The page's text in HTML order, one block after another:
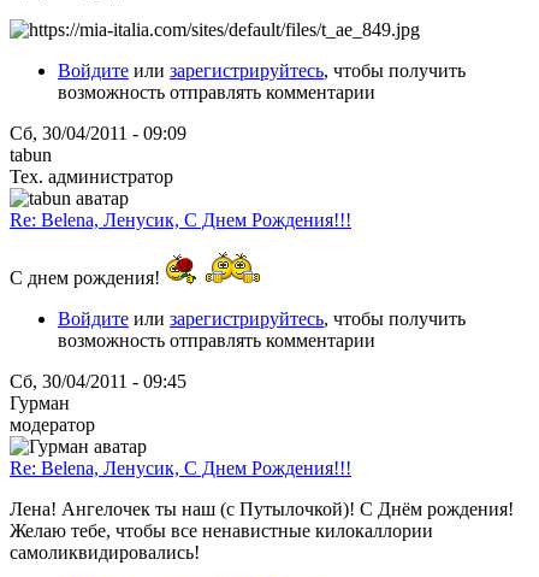
Войдите или зарегистрируйтесь, чтобы получить
возможность отправлять комментарии
Сб, 30/04/2011 - 09:09
tabun
Тех. администратор
Re: Belena, Ленусик, С Днем Рождения!!!
С днем рождения!
Войдите или зарегистрируйтесь, чтобы получить
возможность отправлять комментарии
Сб, 30/04/2011 - 09:45
Гурман
модератор
Re: Belena, Ленусик, С Днем Рождения!!!
Лена! Ангелочек ты наш (с Путылочкой)! С Днём рождения!
Желаю тебе, чтобы все ненавистные килокаллории
самоликвидировались!